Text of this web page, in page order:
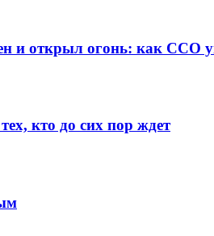
и открыл огонь: как ССО
кто до сих пор ждет